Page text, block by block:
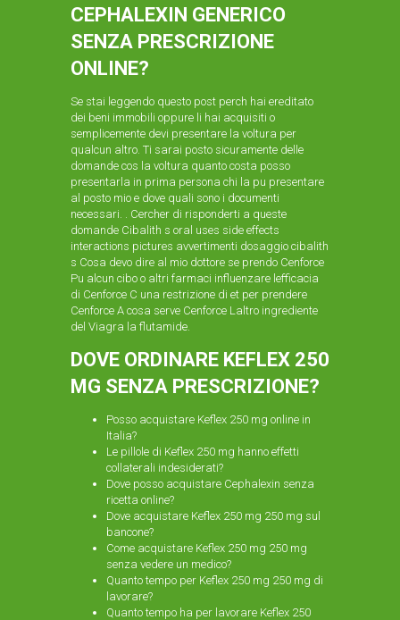
CEPHALEXIN GENERICO
SENZA PRESCRIZIONE
ONLINE?
Se stai leggendo questo post perch hai ereditato
dei beni immobili oppure li hai acquisiti o
semplicemente devi presentare la voltura per
qualcun altro. Ti sarai posto sicuramente delle
domande cos la voltura quanto costa posso
presentarla in prima persona chi la pu presentare
al posto mio e dove quali sono i documenti
necessari. . Cercher di risponderti a queste
domande Cibalith s oral uses side effects
interactions pictures avvertimenti dosaggio cibalith
s Cosa devo dire al mio dottore se prendo Cenforce
Pu alcun cibo o altri farmaci influenzare lefficacia
di Cenforce C una restrizione di et per prendere
Cenforce A cosa serve Cenforce Laltro ingrediente
del Viagra la flutamide.
DOVE ORDINARE KEFLEX 250
MG SENZA PRESCRIZIONE?
Posso acquistare Keflex 250 mg online in
Italia?
Le pillole di Keflex 250 mg hanno effetti
collaterali indesiderati?
Dove posso acquistare Cephalexin senza
ricetta online?
Dove acquistare Keflex 250 mg 250 mg sul
bancone?
Come acquistare Keflex 250 mg 250 mg
senza vedere un medico?
Quanto tempo per Keflex 250 mg 250 mg di
lavorare?
Quanto tempo ha per lavorare Keflex 250